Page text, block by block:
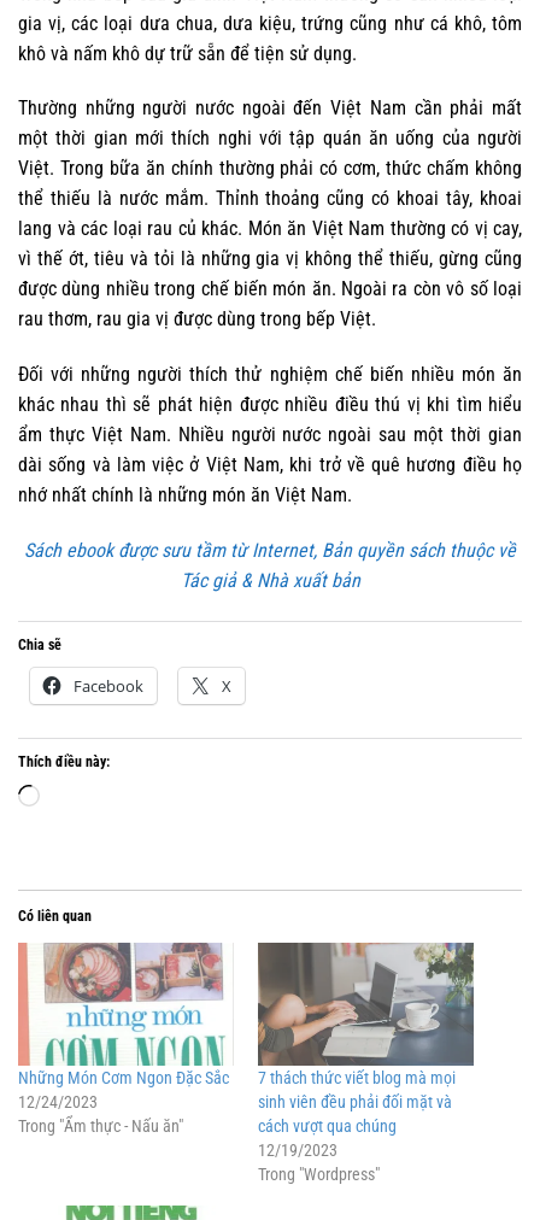
gia vị, các loại dưa chua, dưa kiệu, trứng cũng như cá khô, tôm
khô và nấm khô dự trữ sẵn để tiện sử dụng.
Thường những người nước ngoài đến Việt Nam cần phải mất
một thời gian mới thích nghi với tập quán ăn uống của người
Việt. Trong bữa ăn chính thường phải có cơm, thức chấm không
thể thiếu là nước mắm. Thỉnh thoảng cũng có khoai tây, khoai
lang và các loại rau củ khác. Món ăn Việt Nam thường có vị cay,
vì thế ớt, tiêu và tỏi là những gia vị không thể thiếu, gừng cũng
được dùng nhiều trong chế biến món ăn. Ngoài ra còn vô số loại
rau thơm, rau gia vị được dùng trong bếp Việt.
Đối với những người thích thử nghiệm chế biến nhiều món ăn
khác nhau thì sẽ phát hiện được nhiều điều thú vị khi tìm hiểu
ẩm thực Việt Nam. Nhiều người nước ngoài sau một thời gian
dài sống và làm việc ở Việt Nam, khi trở về quê hương điều họ
nhớ nhất chính là những món ăn Việt Nam.
Sách ebook được sưu tầm từ Internet, Bản quyền sách thuộc về
Tác giả & Nhà xuất bản
Chia sẽ
Facebook X
Thích điều này:
Đang
Có liên quan
Những Món Cơm Ngon Đặc Sắc
12/24/2023
Trong "Ẩm thực - Nấu ăn"
7 thách thức viết blog mà mọi
sinh viên đều phải đối mặt và
cách vượt qua chúng
12/19/2023
Trong "Wordpress"